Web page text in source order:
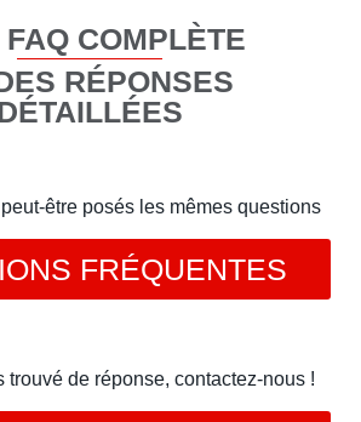
FAQ COMPLÈTE
RÉPONSES
être posés les mêmes questions
FRÉQUENTES
trouvé de réponse, contactez-nous !